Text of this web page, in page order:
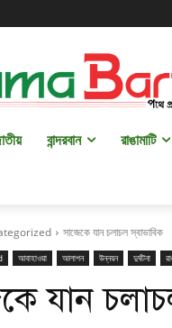
বান্দরবান রাঙামাটি
সাজেকে যান চলাচল স্বাভাবিক
আবাহাওয়া আলাপন উন্নয়ন দুর্ঘটনা
যান